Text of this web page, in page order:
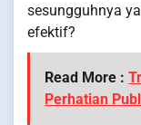
sesungguhnya
efektif?
Read More :
Perhatian